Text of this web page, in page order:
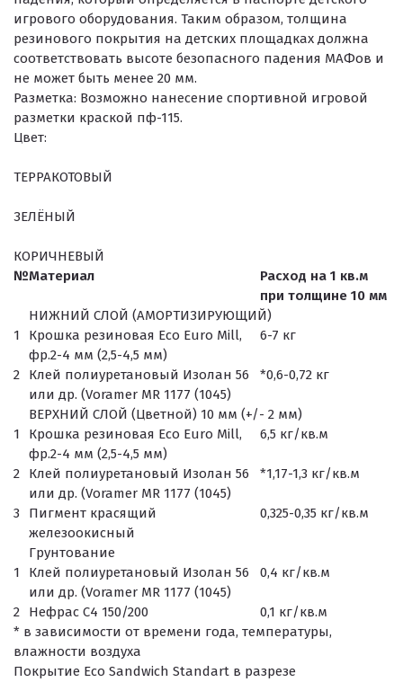
игрового оборудования. Таким образом, толщина
резинового покрытия на детских площадках должна
соответствовать высоте безопасного падения МАФов и
не может быть менее 20 мм.
Разметка: Возможно нанесение спортивной игровой
разметки краской пф-115.
Цвет:
ТЕРРАКОТОВЫЙ
ЗЕЛЁНЫЙ
КОРИЧНЕВЫЙ
№Материал
Расход на 1 кв.м
при толщине 10 мм
НИЖНИЙ СЛОЙ (АМОРТИЗИРУЮЩИЙ)
1
Крошка резиновая Eco Euro Mill,
фр.2-4 мм (2,5-4,5 мм)
6-7 кг
2
Клей полиуретановый Изолан 56
или др. (Voramer MR 1177 (1045)
*0,6-0,72 кг
ВЕРХНИЙ СЛОЙ (Цветной) 10 мм (+/- 2 мм)
1
Крошка резиновая Eco Euro Mill,
фр.2-4 мм (2,5-4,5 мм)
6,5 кг/кв.м
2
Клей полиуретановый Изолан 56
или др. (Voramer MR 1177 (1045)
*1,17-1,3 кг/кв.м
3
Пигмент красящий
железоокисный
0,325-0,35 кг/кв.м
Грунтование
1
Клей полиуретановый Изолан 56
или др. (Voramer MR 1177 (1045)
0,4 кг/кв.м
2 Нефрас С4 150/200
0,1 кг/кв.м
* в зависимости от времени года, температуры,
влажности воздуха
Покрытие Eco Sandwich Standart в разрезе